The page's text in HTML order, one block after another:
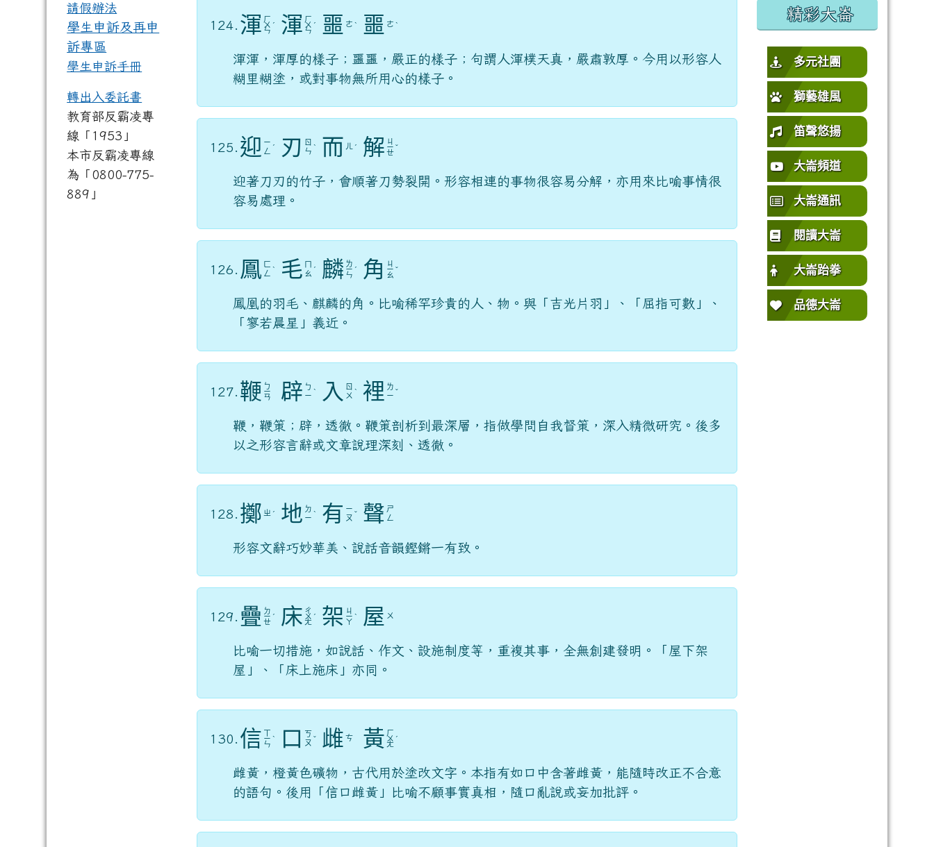
124. 渾 ㄏ
ㄨ
ㄣ
ˊ 渾 ㄏ
ㄨ
ㄣ
ˊ 噩 ㄜ ˋ 噩 ㄜ ˋ
渾渾，渾厚的樣子；噩噩，嚴正的樣子；句謂人渾樸天真，嚴肅敦厚。今用以形容人
糊里糊塗，或對事物無所用心的樣子。
125. 迎 ㄧ
ㄥ ˊ 刃
ㄖ
ㄣ ˋ 而 ㄦ ˊ 解 ㄐ
ㄧ
ㄝ
ˇ
迎著刀刃的竹子，會順著刀勢裂開。形容相連的事物很容易分解，亦用來比喻事情很
容易處理。
126. 鳳 ㄈ
ㄥ ˋ 毛 ㄇ
ㄠ ˊ 麟 ㄌ
ㄧ
ㄣ
ˊ 角 ㄐ
ㄧ
ㄠ
ˇ
鳳凰的羽毛、麒麟的角。比喻稀罕珍貴的人、物。與「吉光片羽」、「屈指可數」、
「寥若晨星」義近。
127. 鞭 ㄅ
ㄧ
ㄢ 辟 ㄅ
ㄧ ˋ 入
ㄖ
ㄨ ˋ 裡 ㄌ
ㄧ ˇ
鞭，鞭策；辟，透徹。鞭策剖析到最深層，指做學問自我督策，深入精微研究。後多
以之形容言辭或文章說理深刻、透徹。
128. 擲 ㄓ ˊ 地 ㄉ
ㄧ ˋ 有 ㄧ
ㄡ ˇ 聲 ㄕ
ㄥ
形容文辭巧妙華美、說話音韻鏗鏘一有致。
129. 疊 ㄉ
ㄧ
ㄝ
ˊ 床 ㄔ
ㄨ
ㄤ
ˊ 架 ㄐ
ㄧ
ㄚ
ˋ 屋 ㄨ
比喻一切措施，如說話、作文、設施制度等，重複其事，全無創建發明。「屋下架
屋」、「床上施床」亦同。
130. 信 ㄒ
ㄧ
ㄣ
ˋ 口 ㄎ
ㄡ ˇ 雌 ㄘ 黃 ㄏ
ㄨ
ㄤ
ˊ
雌黃，橙黃色礦物，古代用於塗改文字。本指有如口中含著雌黃，能隨時改正不合意
的語句。後用「信口雌黃」比喻不顧事實真相，隨口亂說或妄加批評。
請假辦法
學生申訴及再申
訴專區
學生申訴手冊
轉出入委託書
教育部反霸凌專
線「1953」
本市反霸凌專線
為「0800-775-
889」
精彩大崙
多元社團
獅藝雄風
笛聲悠揚
大崙頻道
大崙通訊
閱讀大崙
大崙跆拳
品德大崙